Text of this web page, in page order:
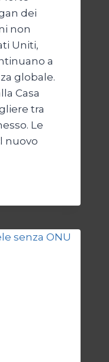
dei
non
Uniti,
a
globale.
Casa
tra
Le
nuovo